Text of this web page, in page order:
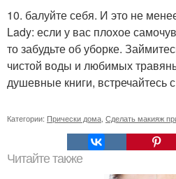
10. балуйте себя. И это не
Lady: если у вас плохое
то забудьте об уборке.
чистой воды и любимых
душевные книги, встречайтесь
Категории: Прически дома Сделать макияж
Читайте также